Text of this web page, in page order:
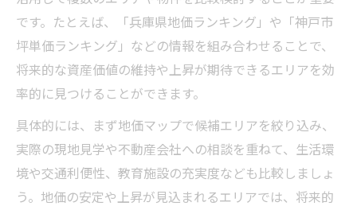
です。たとえば、「兵庫県地価ランキング」や「神戸市
坪単価ランキング」などの情報を組み合わせることで、
将来的な資産価値の維持や上昇が期待できるエリアを効
率的に見つけることができます。
具体的には、まず地価マップで候補エリアを絞り込み、
実際の現地見学や不動産会社への相談を重ねて、生活環
境や交通利便性、教育施設の充実度なども比較しましょ
う。地価の安定や上昇が見込まれるエリアでは、将来的